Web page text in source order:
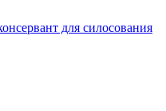
для силосования